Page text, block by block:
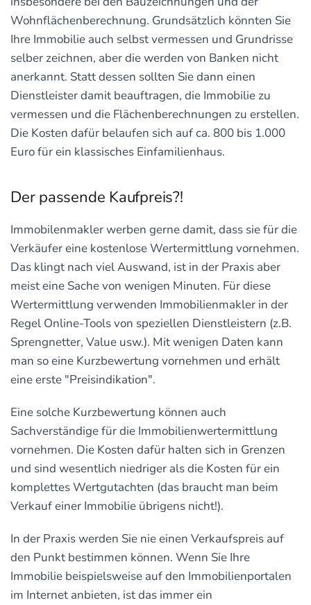
Wohnflächenberechnung. Grundsätzlich könnten Sie
Ihre Immobilie auch selbst vermessen und Grundrisse
selber zeichnen, aber die werden von Banken nicht
anerkannt. Statt dessen sollten Sie dann einen
Dienstleister damit beauftragen, die Immobilie zu
vermessen und die Flächenberechnungen zu erstellen.
Die Kosten dafür belaufen sich auf ca. 800 bis 1.000
Euro für ein klassisches Einfamilienhaus.
Der passende Kaufpreis?!
Immobilenmakler werben gerne damit, dass sie für die
Verkäufer eine kostenlose Wertermittlung vornehmen.
Das klingt nach viel Auswand, ist in der Praxis aber
meist eine Sache von wenigen Minuten. Für diese
Wertermittlung verwenden Immobilienmakler in der
Regel Online-Tools von speziellen Dienstleistern (z.B.
Sprengnetter, Value usw.). Mit wenigen Daten kann
man so eine Kurzbewertung vornehmen und erhält
eine erste "Preisindikation".
Eine solche Kurzbewertung können auch
Sachverständige für die Immobilienwertermittlung
vornehmen. Die Kosten dafür halten sich in Grenzen
und sind wesentlich niedriger als die Kosten für ein
komplettes Wertgutachten (das braucht man beim
Verkauf einer Immobilie übrigens nicht!).
In der Praxis werden Sie nie einen Verkaufspreis auf
den Punkt bestimmen können. Wenn Sie Ihre
Immobilie beispielsweise auf den Immobilienportalen
im Internet anbieten, ist das immer ein